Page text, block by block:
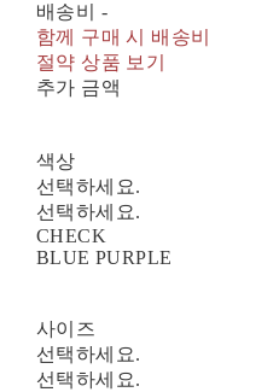
배송비 -
함께 구매 시 배송비
절약 상품 보기
추가 금액
색상
선택하세요.
선택하세요.
CHECK
BLUE PURPLE
사이즈
선택하세요.
선택하세요.